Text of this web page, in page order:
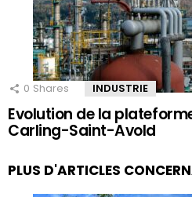
0 Shares INDUSTRIE
Evolution de la
Carling-Saint-Avold
PLUS D'ARTICLES